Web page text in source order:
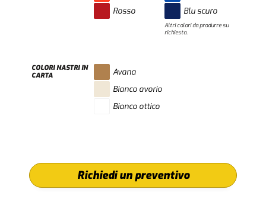
Rosso
Blu scuro
Altri colori da produrre su
richiesta.
COLORI NASTRI IN
CARTA
Avana
Bianco avorio
Bianco ottico
Richiedi un preventivo